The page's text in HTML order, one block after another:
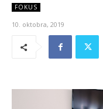
FOKUS
10. oktobra, 2019